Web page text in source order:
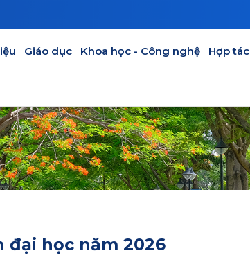
Giáo dục Khoa học - Công nghệ Hợp tác
học năm 2026